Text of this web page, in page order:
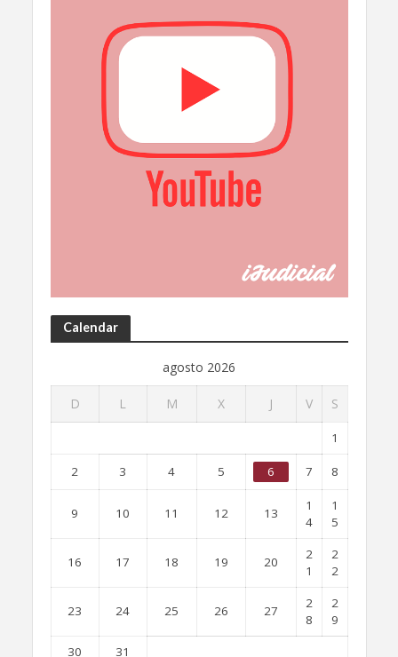
Calendar
agosto 2026
D L M X J V S
1
2 3 4 5 6 7 8
9 10 11 12 13
1
4
1
5
16 17 18 19 20
2
1
2
2
23 24 25 26 27
2
8
2
9
30
31